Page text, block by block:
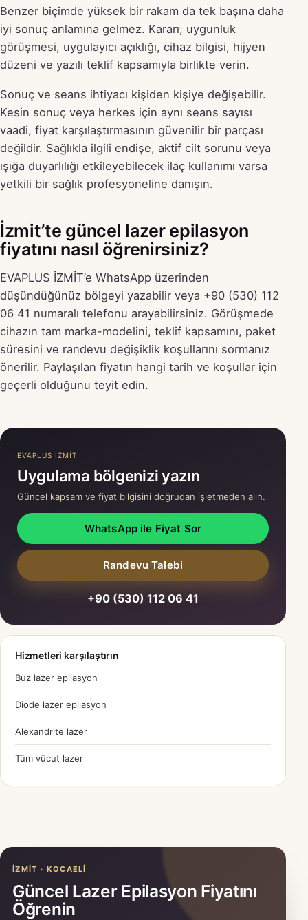
Benzer biçimde yüksek bir rakam da tek başına daha
iyi sonuç anlamına gelmez. Kararı; uygunluk
görüşmesi, uygulayıcı açıklığı, cihaz bilgisi, hijyen
düzeni ve yazılı teklif kapsamıyla birlikte verin.
Sonuç ve seans ihtiyacı kişiden kişiye değişebilir.
Kesin sonuç veya herkes için aynı seans sayısı
vaadi, fiyat karşılaştırmasının güvenilir bir parçası
değildir. Sağlıkla ilgili endişe, aktif cilt sorunu veya
ışığa duyarlılığı etkileyebilecek ilaç kullanımı varsa
yetkili bir sağlık profesyoneline danışın.
İzmit’te güncel lazer epilasyon
fiyatını nasıl öğrenirsiniz?
EVAPLUS İZMİT’e WhatsApp üzerinden
düşündüğünüz bölgeyi yazabilir veya +90 (530) 112
06 41 numaralı telefonu arayabilirsiniz. Görüşmede
cihazın tam marka-modelini, teklif kapsamını, paket
süresini ve randevu değişiklik koşullarını sormanız
önerilir. Paylaşılan fiyatın hangi tarih ve koşullar için
geçerli olduğunu teyit edin.
EVAPLUS İZMİT
Uygulama bölgenizi yazın
Güncel kapsam ve fiyat bilgisini doğrudan işletmeden alın.
WhatsApp ile Fiyat Sor
Randevu Talebi
+90 (530) 112 06 41
Hizmetleri karşılaştırın
Buz lazer epilasyon
Diode lazer epilasyon
Alexandrite lazer
Tüm vücut lazer
İZMIT · KOCAELI
Güncel Lazer Epilasyon Fiyatını
Öğrenin